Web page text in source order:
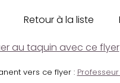
Retour à la liste
au taquin avec ce flyer
vers ce flyer : Professeur